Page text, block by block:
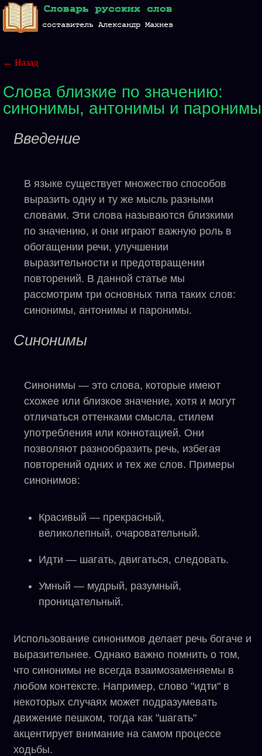
← Назад
Слова близкие по значению:
синонимы, антонимы и паронимы
Введение
В языке существует множество способов
выразить одну и ту же мысль разными
словами. Эти слова называются близкими
по значению, и они играют важную роль в
обогащении речи, улучшении
выразительности и предотвращении
повторений. В данной статье мы
рассмотрим три основных типа таких слов:
синонимы, антонимы и паронимы.
Синонимы
Синонимы — это слова, которые имеют
схожее или близкое значение, хотя и могут
отличаться оттенками смысла, стилем
употребления или коннотацией. Они
позволяют разнообразить речь, избегая
повторений одних и тех же слов. Примеры
синонимов:
Красивый — прекрасный,
великолепный, очаровательный.
Идти — шагать, двигаться, следовать.
Умный — мудрый, разумный,
проницательный.
Использование синонимов делает речь богаче и
выразительнее. Однако важно помнить о том,
что синонимы не всегда взаимозаменяемы в
любом контексте. Например, слово "идти" в
некоторых случаях может подразумевать
движение пешком, тогда как "шагать"
акцентирует внимание на самом процессе
ходьбы.